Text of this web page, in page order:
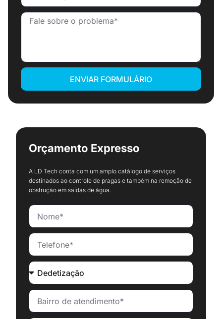
ENVIAR FORMULÁRIO
Orçamento Expresso
A LD Tech conta com um amplo catálogo de serviços
destinados ao controle de pragas e também na remoção de
obstrução em saídas de água.